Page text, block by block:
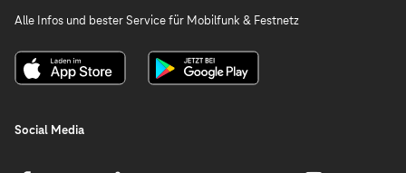
Alle Infos und bester Service für Mobilfunk & Festnetz
Social Media